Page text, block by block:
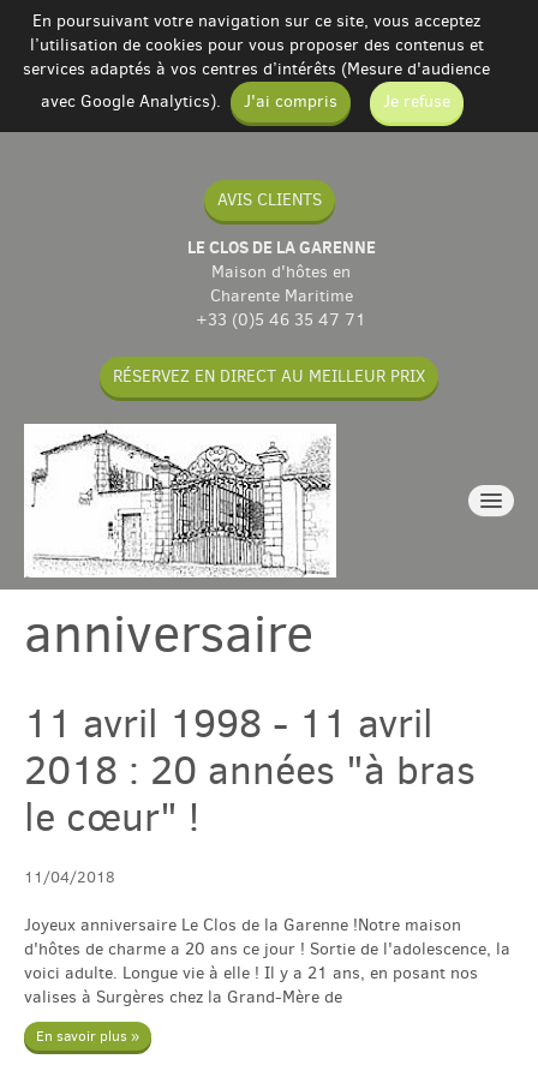
En poursuivant votre navigation sur ce site, vous acceptez
l’utilisation de cookies pour vous proposer des contenus et
services adaptés à vos centres d’intérêts (Mesure d'audience
avec Google Analytics).
J'ai compris Je refuse
AVIS CLIENTS
LE CLOS DE LA GARENNE
Maison d'hôtes en
Charente Maritime
+33 (0)5 46 35 47 71
RÉSERVEZ EN DIRECT AU MEILLEUR PRIX
Chambres & table
Tarif & Contact
Accès & Tourisme
Plus
anniversaire
11 avril 1998 - 11 avril
2018 : 20 années "à bras
le cœur" !
11/04/2018
Joyeux anniversaire Le Clos de la Garenne !Notre maison
d'hôtes de charme a 20 ans ce jour ! Sortie de l'adolescence, la
voici adulte. Longue vie à elle ! Il y a 21 ans, en posant nos
valises à Surgères chez la Grand-Mère de
En savoir plus »